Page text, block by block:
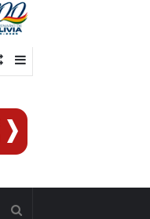
Barra
Publicación
azar